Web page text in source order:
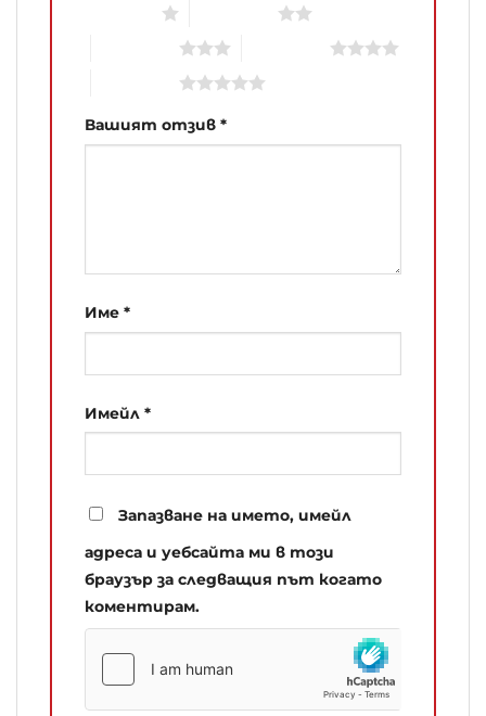
Вашият отзив *
Име *
Имейл *
Запазване на името, имейл
адреса и уебсайта ми в този
браузър за следващия път когато
коментирам.